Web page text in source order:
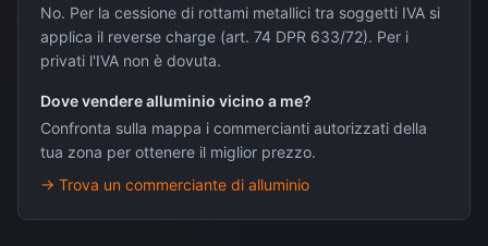
No. Per la cessione di rottami metallici tra soggetti IVA si
applica il reverse charge (art. 74 DPR 633/72). Per i
privati l'IVA non è dovuta.
Dove vendere alluminio vicino a me?
Confronta sulla mappa i commercianti autorizzati della
tua zona per ottenere il miglior prezzo.
→ Trova un commerciante di alluminio